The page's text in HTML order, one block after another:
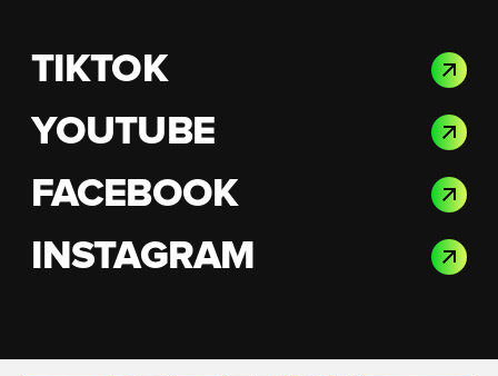
TIKTOK
YOUTUBE
FACEBOOK
INSTAGRAM